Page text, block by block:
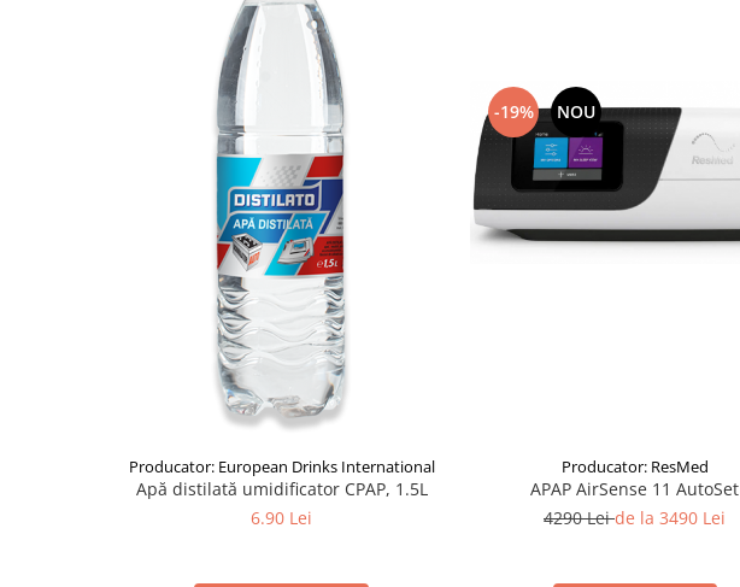
Producator: European Drinks International
Apă distilată umidificator CPAP, 1.5L
6.90 Lei
-19% NOU
Producator: ResMed
APAP AirSense 11 AutoSet
4290 Leide la 3490 Lei